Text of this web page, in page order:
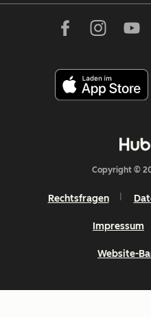
Copyright ©
Rechtsfragen
Impressum
Website-